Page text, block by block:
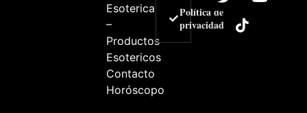
Esoterica
–
Productos
Esotericos
Contacto
Horóscopo
Política de
privacidad